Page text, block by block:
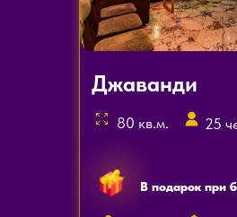
Джаванди
80 кв.м. 25
В подарок при